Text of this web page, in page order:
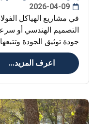
2026-04-09
في مشاريع الهياكل
التصميم الهندسي أو
جودة توثيق الجودة
اعرف المزيد...